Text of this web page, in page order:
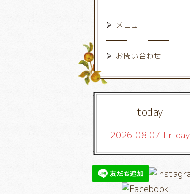
メニュー
お問い合わせ
today
2026.08.07 Friday